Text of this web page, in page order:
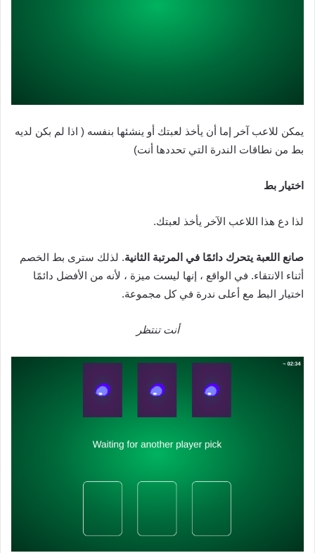
يمكن للاعب آخر إما أن يأخذ لعبتك أو ينشئها بنفسه ( اذا لم بكن لديه
بط من نطاقات الندرة التي تحددها أنت)‌‌
اختيار بط‌‌
لذا دع هذا اللاعب الآخر يأخذ لعبتك.‌‌
صانع اللعبة يتحرك دائمًا في المرتبة الثانية. لذلك سترى بط الخصم
أثناء الانتقاء. في الواقع ، إنها ليست ميزة ، لأنه من الأفضل دائمًا
اختيار البط مع أعلى ندرة في كل مجموعة.‌‌
أنت تنتظر